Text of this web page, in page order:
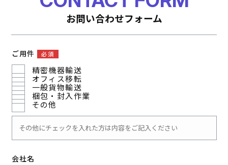
お問い合わせフォーム
ご用件 必須
精密機器輸送
オフィス移転
一般貨物輸送
梱包・封入作業
その他
会社名